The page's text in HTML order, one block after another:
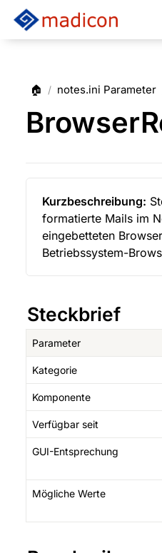
🏠 / notes.ini Parameter
Kurzbeschreibung:
formatierte Mails im
eingebetteten
Betriebssystem-
Steckbrief
Parameter
Kategorie
Komponente
Verfügbar seit
GUI-Entsprechung
Mögliche Werte